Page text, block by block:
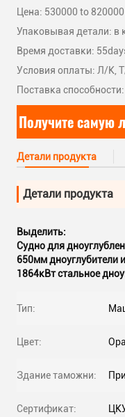
Цена: 530000 to
Упаковывая детали: в
Время доставки:
Условия оплаты: Л/К,
Поставка
Получите самую
Детали продукта
Детали продукта
Выделить:
Судно для
650мм дноуглубители
1864кВт стальное
Тип:
Цвет:
Здание таможни:
Сертификат: